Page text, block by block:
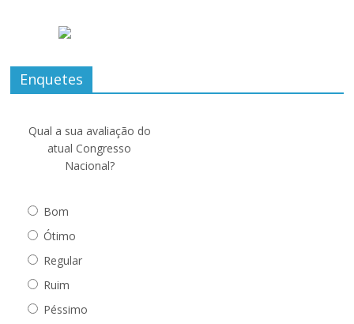
Enquetes
Qual a sua avaliação do
atual Congresso
Nacional?
Bom
Ótimo
Regular
Ruim
Péssimo